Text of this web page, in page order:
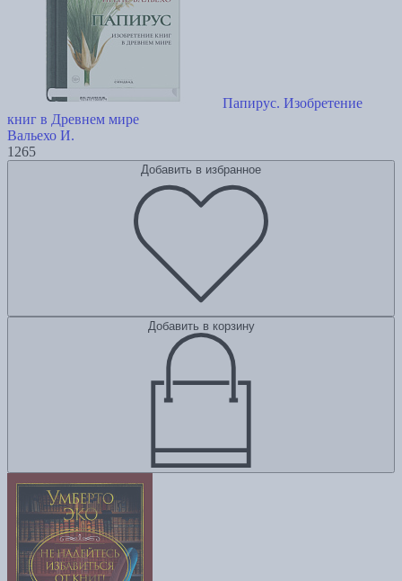
Папирус. Изобретение
книг в Древнем мире
Вальехо И.
1265
Добавить в избранное
Добавить в корзину